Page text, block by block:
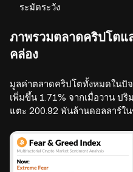
ระมัดระวัง
ภาพรวมตลาดคริปโตแ
คล่อง
มูลค่าตลาดคริปโตทั้งหมดในปั
เพิ่มขึ้น 1.71% จากเมื่อวาน ป
แตะ 200.92 พันล้านดอลลาร์ใ